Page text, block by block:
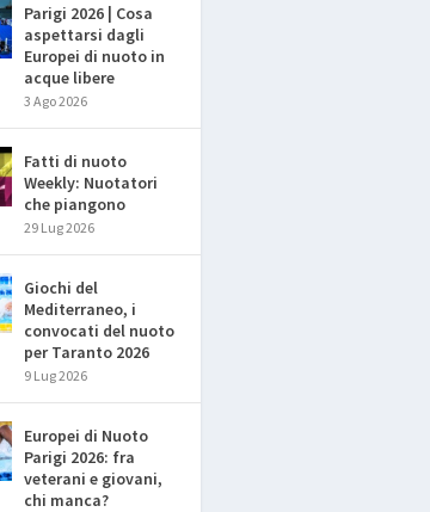
Parigi 2026 | Cosa
aspettarsi dagli
Europei di nuoto in
acque libere
3 Ago 2026
Fatti di nuoto
Weekly: Nuotatori
che piangono
29 Lug 2026
Giochi del
Mediterraneo, i
convocati del nuoto
per Taranto 2026
9 Lug 2026
Europei di Nuoto
Parigi 2026: fra
veterani e giovani,
chi manca?